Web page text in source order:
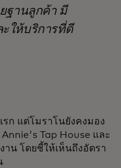
ฐานลูกค้า มี
ให้บริการที่ดี
ก แต่โมราโนยังคงมอง
Tap House และ
าน โดยชี้ให้เห็นถึงอัตรา